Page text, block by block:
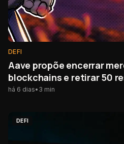
DEFI
Aave propõe encerrar
blockchains e retirar 50
há 6 dias• 3 min
DEFI